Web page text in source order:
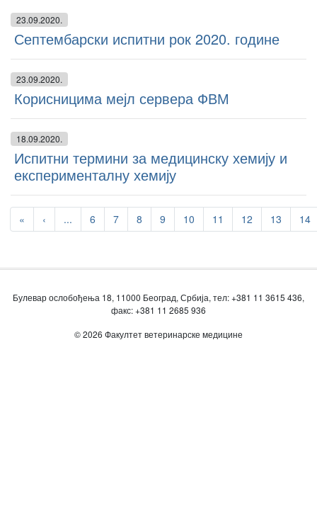
23.09.2020.
Септембарски испитни рок 2020. године
23.09.2020.
Корисницима мејл сервера ФВМ
18.09.2020.
Испитни термини за медицинску хемију и
експерименталну хемију
« ‹ ... 6 7 8 9 10 11 12 13 14
Булевар ослобођења 18, 11000 Београд, Србија, тел: +381 11 3615 436,
факс: +381 11 2685 936
© 2026 Факултет ветеринарске медицине